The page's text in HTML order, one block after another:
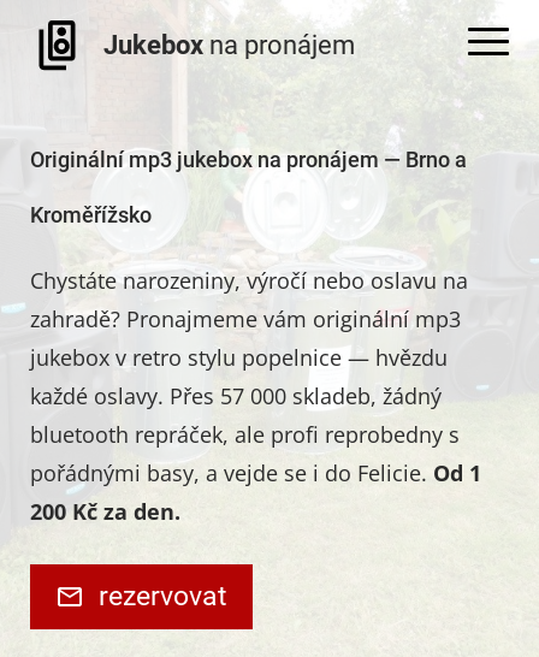
Jukebox na pronájem
Originální mp3 jukebox na pronájem — Brno a
Kroměřížsko
Chystáte narozeniny, výročí nebo oslavu na
zahradě? Pronajmeme vám originální mp3
jukebox v retro stylu popelnice — hvězdu
každé oslavy. Přes 57 000 skladeb, žádný
bluetooth repráček, ale profi reprobedny s
pořádnými basy, a vejde se i do Felicie. Od 1
200 Kč za den.
rezervovat